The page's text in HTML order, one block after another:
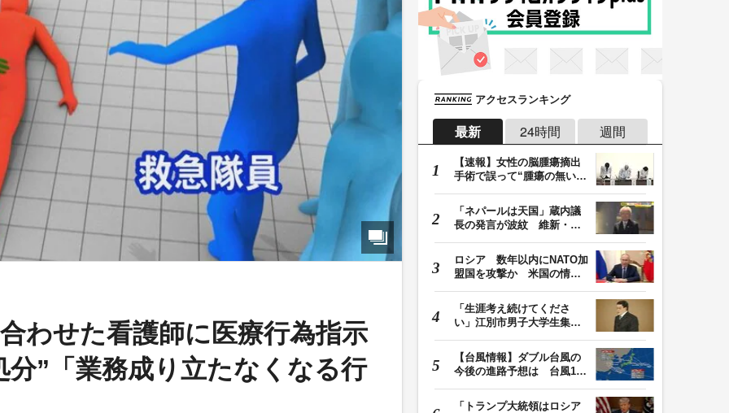
わせた看護師に医療行為指示
”「業務成り立たなくなる行
アクセスランキング
最新 24時間 週間
【速報】女性の脳腫瘍摘出
手術で誤って“腫瘍の無い部
「ネパールは天国」蔵内議
長の発言が波紋 維新・吉
ロシア 数年以内にNATO加
盟国を攻撃か 米国の情報
「生涯考え続けてくださ
い」江別市男子大学生集団
【台風情報】ダブル台風の
今後の進路予想は 台風13
「トランプ大統領はロシア